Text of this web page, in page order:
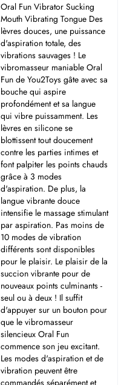
Oral Fun Vibrator Sucking
Mouth Vibrating Tongue Des
lèvres douces, une puissance
d'aspiration totale, des
vibrations sauvages ! Le
vibromasseur maniable Oral
Fun de You2Toys gâte avec sa
bouche qui aspire
profondément et sa langue
qui vibre puissamment. Les
lèvres en silicone se
blottissent tout doucement
contre les parties intimes et
font palpiter les points chauds
grâce à 3 modes
d'aspiration. De plus, la
langue vibrante douce
intensifie le massage stimulant
par aspiration. Pas moins de
10 modes de vibration
différents sont disponibles
pour le plaisir. Le plaisir de la
succion vibrante pour de
nouveaux points culminants -
seul ou à deux ! Il suffit
d'appuyer sur un bouton pour
que le vibromasseur
silencieux Oral Fun
commence son jeu excitant.
Les modes d'aspiration et de
vibration peuvent être
commandés séparément et